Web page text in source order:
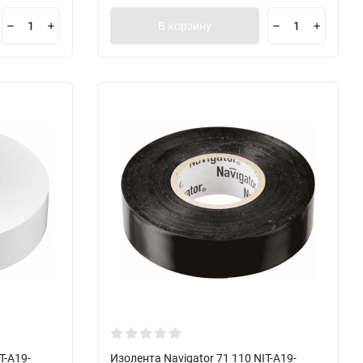
В корзину
A19- Изолента Navigator 71 110 NIT-A19-